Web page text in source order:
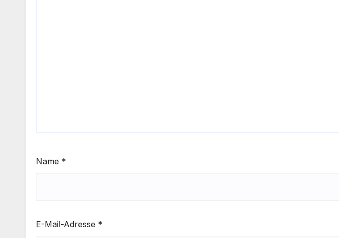
Name *
E-Mail-Adresse *